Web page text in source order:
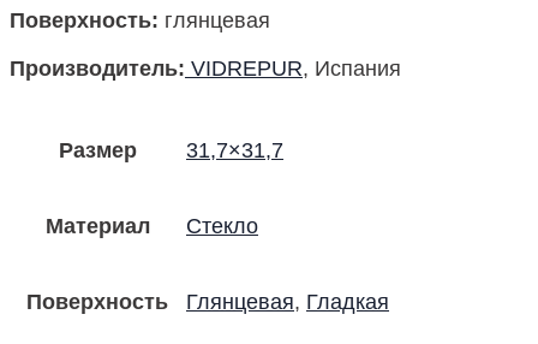
Поверхность: глянцевая
Производитель: VIDREPUR, Испания
Размер 31,7×31,7
Материал Стекло
Поверхность Глянцевая, Гладкая